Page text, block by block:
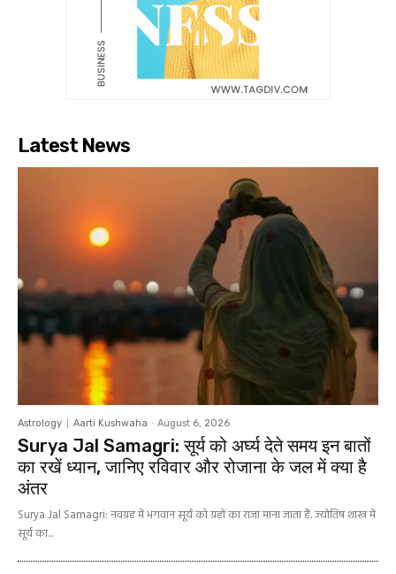
Latest News
Astrology Aarti Kushwaha - August 6, 2026
Surya Jal Samagri: सूर्य को अर्घ्य देते समय इन बातों
का रखें ध्यान, जानिए रविवार और रोजाना के जल में क्या है
अंतर
Surya Jal Samagri: नवग्रह में भगवान सूर्य को ग्रहों का राजा माना जाता हैं. ज्योतिष शास्त्र में
सूर्य का...